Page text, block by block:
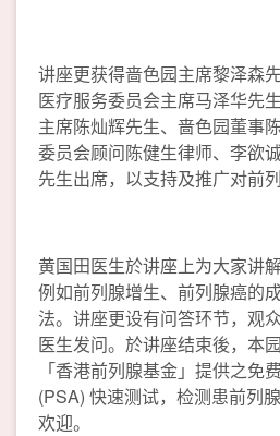
讲座更获得啬色园主席黎泽森
医疗服务委员会主席马泽华先
主席陈灿辉先生、啬色园董事
委员会顾问陈健生律师、李欲
先生出席，以支持及推广对前
黄国田医生於讲座上为大家讲
例如前列腺增生、前列腺癌的
法。讲座更设有问答环节，观
医生发问。於讲座结束後，本
「香港前列腺基金」提供之免
(PSA) 快速测试，检测患前列
欢迎。